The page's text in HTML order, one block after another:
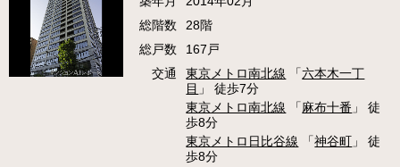
総階数
28階
総戸数
167戸
交通
東京メトロ南北線 「六本木一丁
目 」 徒歩7分
東京メトロ南北線 「麻布十番 」 徒
歩8分
東京メトロ日比谷線 「神谷町 」 徒
歩8分